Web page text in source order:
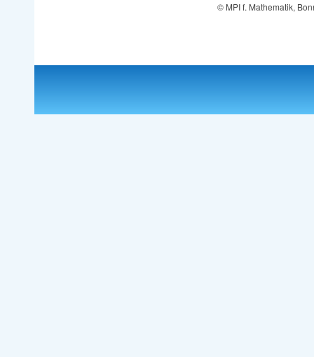
© MPI f. Mathematik,